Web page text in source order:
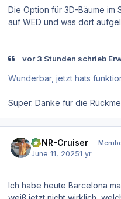
Die Option für 3D-Bäume im
auf WED und was dort
vor 3 Stunden schrieb
Wunderbar, jetzt hats
Super. Danke für die
EDNR-Cruiser
June 11, 20251 yr
Ich habe heute Barcelona